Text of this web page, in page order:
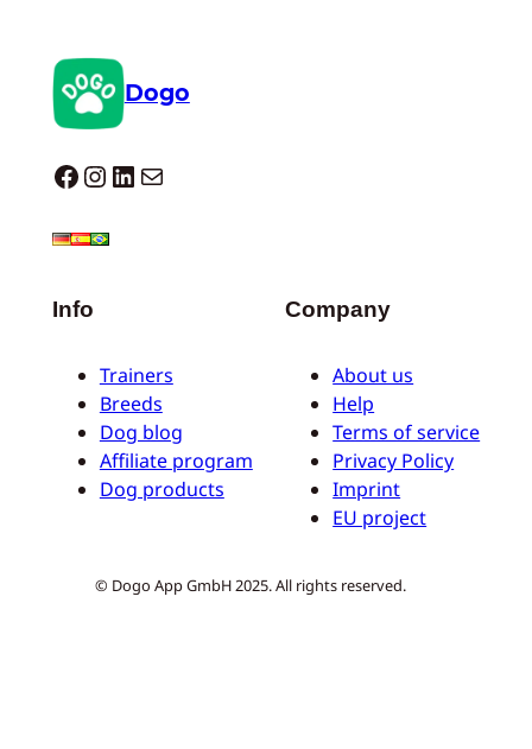
Dogo
Dogo facebook InstagramLinkedIn E-mail
Info
Trainers
Breeds
Dog blog
Affiliate program
Dog products
Company
About us
Help
Terms of service
Privacy Policy
Imprint
EU project
© Dogo App GmbH 2025. All rights reserved.